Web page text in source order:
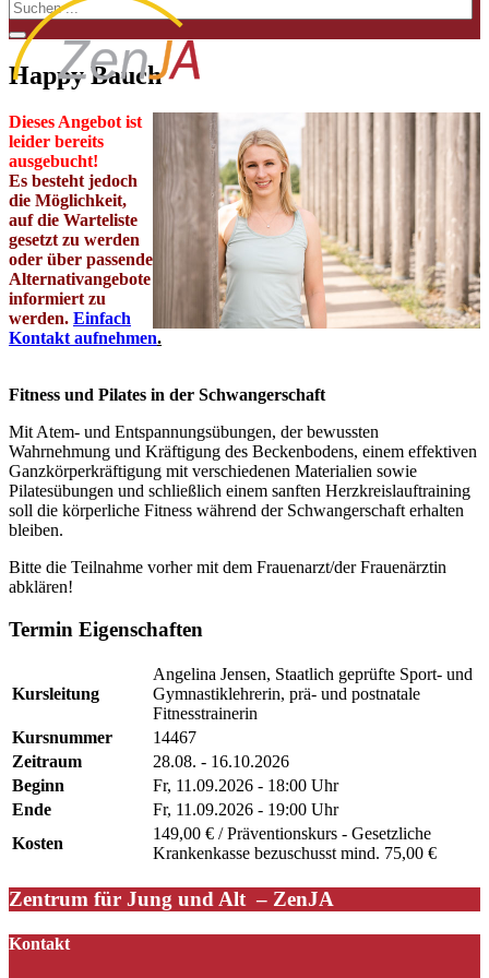
Happy Bauch
Dieses Angebot ist
leider bereits
ausgebucht!
Es besteht jedoch
die Möglichkeit,
auf die Warteliste
gesetzt zu werden
oder über passende
Alternativangebote
informiert zu
werden. Einfach
Kontakt aufnehmen.
Fitness und Pilates in der Schwangerschaft
Mit Atem- und Entspannungsübungen, der bewussten
Wahrnehmung und Kräftigung des Beckenbodens, einem effektiven
Ganzkörperkräftigung mit verschiedenen Materialien sowie
Pilatesübungen und schließlich einem sanften Herzkreislauftraining
soll die körperliche Fitness während der Schwangerschaft erhalten
bleiben.
Bitte die Teilnahme vorher mit dem Frauenarzt/der Frauenärztin
abklären!
Termin Eigenschaften
Kursleitung
Angelina Jensen, Staatlich geprüfte Sport- und
Gymnastiklehrerin, prä- und postnatale
Fitnesstrainerin
Kursnummer
14467
Zeitraum
28.08. - 16.10.2026
Beginn
Fr, 11.09.2026 - 18:00 Uhr
Ende
Fr, 11.09.2026 - 19:00 Uhr
Kosten
149,00 € / Präventionskurs - Gesetzliche
Krankenkasse bezuschusst mind. 75,00 €
Zentrum für Jung und Alt – ZenJA
Kontakt